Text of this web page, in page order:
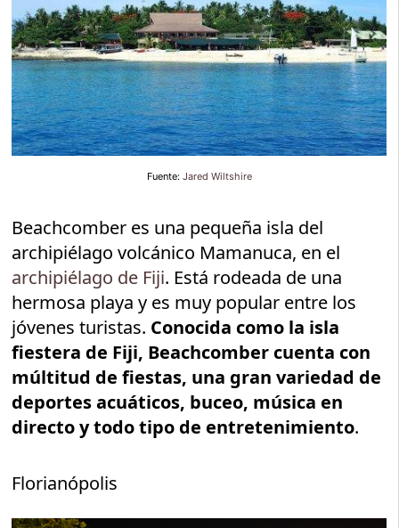
Fuente: Jared Wiltshire
Beachcomber es una pequeña isla del
archipiélago volcánico Mamanuca, en el
archipiélago de Fiji. Está rodeada de una
hermosa playa y es muy popular entre los
jóvenes turistas. Conocida como la isla
fiestera de Fiji, Beachcomber cuenta con
múltitud de fiestas, una gran variedad de
deportes acuáticos, buceo, música en
directo y todo tipo de entretenimiento.
Florianópolis